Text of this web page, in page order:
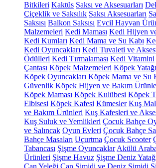
Bitkileri Kaktüs Saksı ve Aksesuarları
Çiçeklik ve Saksılık Saksı Aksesuarları
Saksısı Balkon Saksısı Evcil Hayvan
Malzemeleri Kedi Maması Kedi Hijyen
Kedi Kumları Kedi Mama ve Su Kabı
Kedi Oyuncakları Kedi Tuvaleti ve
Ödülleri Kedi Tırmalaması Kedi Vitamini
Çantası Köpek Malzemeleri Köpek Yatağı
Köpek Oyuncakları Köpek Mama ve Su
Güvenlik Köpek Hijyen ve Bakım
Köpek Maması Köpek Kulübesi Köpek
Elbisesi Köpek Kafesi Kümesler Kuş
ve Bakım Ürünleri Kuş Kafesleri ve
Kuş Suluk ve Yemlikleri Çocuk Bahçe
ve Salıncak Oyun Evleri Çocuk Bahçe
Bahçe Masaları Uçurtma Çocuk Scooter
Tabancası Şişme Oyuncaklar Akülü
Ürünleri Şişme Havuz Şişme Deniz
Can Yeleği Can Simidi ve Deniz Simidi